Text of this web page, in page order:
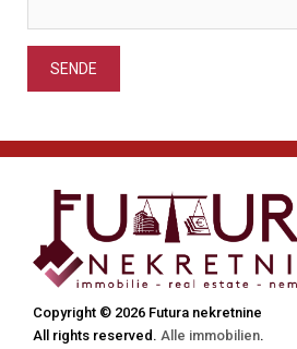
SENDE
Copyright © 2026 Futura nekretnine
All rights reserved. Alle immobilien.